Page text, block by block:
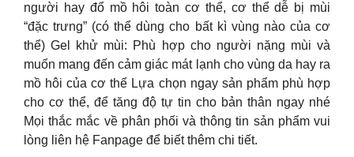
người hay đổ mồ hôi toàn cơ thể, cơ thể dễ bị mùi
“đặc trưng” (có thể dùng cho bất kì vùng nào của cơ
thể) Gel khử mùi: Phù hợp cho người nặng mùi và
muốn mang đến cảm giác mát lạnh cho vùng da hay ra
mồ hôi của cơ thể Lựa chọn ngay sản phẩm phù hợp
cho cơ thể, để tăng độ tự tin cho bản thân ngay nhé
Mọi thắc mắc về phân phối và thông tin sản phẩm vui
lòng liên hệ Fanpage để biết thêm chi tiết. ​